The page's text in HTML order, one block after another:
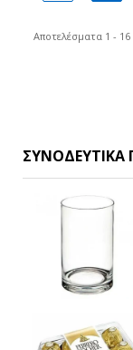
ΣΥΝΟΔΕΥΤΙΚΆ
Αποτελέσματα 1 - 16